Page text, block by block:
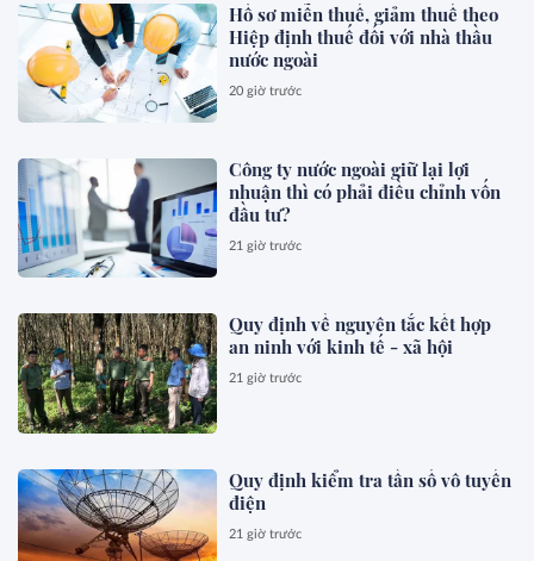
Hồ sơ miễn thuế, giảm thuế theo
Hiệp định thuế đối với nhà thầu
nước ngoài
20 giờ trước
Công ty nước ngoài giữ lại lợi
nhuận thì có phải điều chỉnh vốn
đầu tư?
21 giờ trước
Quy định về nguyên tắc kết hợp
an ninh với kinh tế - xã hội
21 giờ trước
Quy định kiểm tra tần số vô tuyến
điện
21 giờ trước